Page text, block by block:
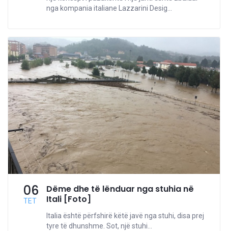
nga kompania italiane Lazzarini Desig...
06
TET
Dëme dhe të lënduar nga stuhia në
Itali [Foto]
Italia është përfshirë këtë javë nga stuhi, disa prej
tyre të dhunshme. Sot, një stuhi...